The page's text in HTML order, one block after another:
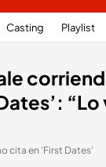
Casting Playlist
cita en 'First Dates'